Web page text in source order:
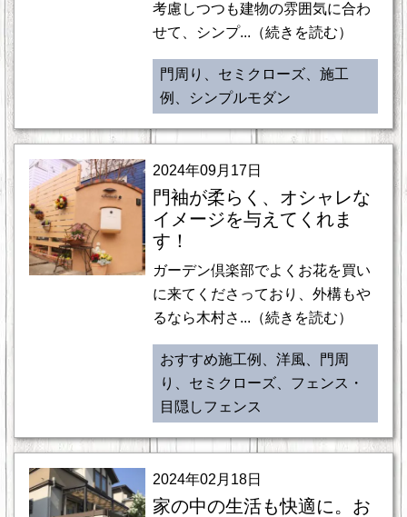
考慮しつつも建物の雰囲気に合わ
せて、シンプ...（続きを読む）
門周り、セミクローズ、施工
例、シンプルモダン
2024年09月17日
門袖が柔らく、オシャレな
イメージを与えてくれま
す！
ガーデン倶楽部でよくお花を買い
に来てくださっており、外構もや
るなら木村さ...（続きを読む）
おすすめ施工例、洋風、門周
り、セミクローズ、フェンス・
目隠しフェンス
2024年02月18日
家の中の生活も快適に。お